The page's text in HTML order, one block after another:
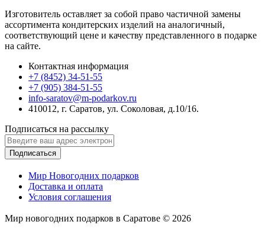
Изготовитель оставляет за собой право частичной замены
ассортимента кондитерских изделий на аналогичный,
соответствующий цене и качеству представленного в подарке
на сайте.
Контактная информация
+7 (8452) 34-51-55
+7 (905) 384-51-55
info-saratov@m-podarkov.ru
410012, г. Саратов, ул. Соколовая, д.10/16.
Подписаться на рассылку
Подписаться
Мир Новогодних подарков
Доставка и оплата
Условия соглашения
Мир новогодних подарков в Саратове © 2026